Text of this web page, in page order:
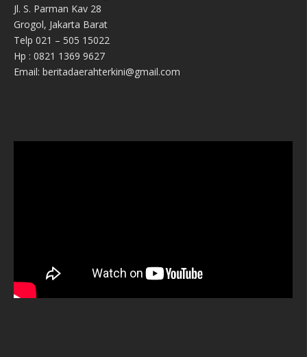
Jl. S. Parman Kav 28
Grogol, Jakarta Barat
Telp 021 – 505 15022
Hp : 0821 1369 9627
Email: beritadaerahterkini@gmail.com